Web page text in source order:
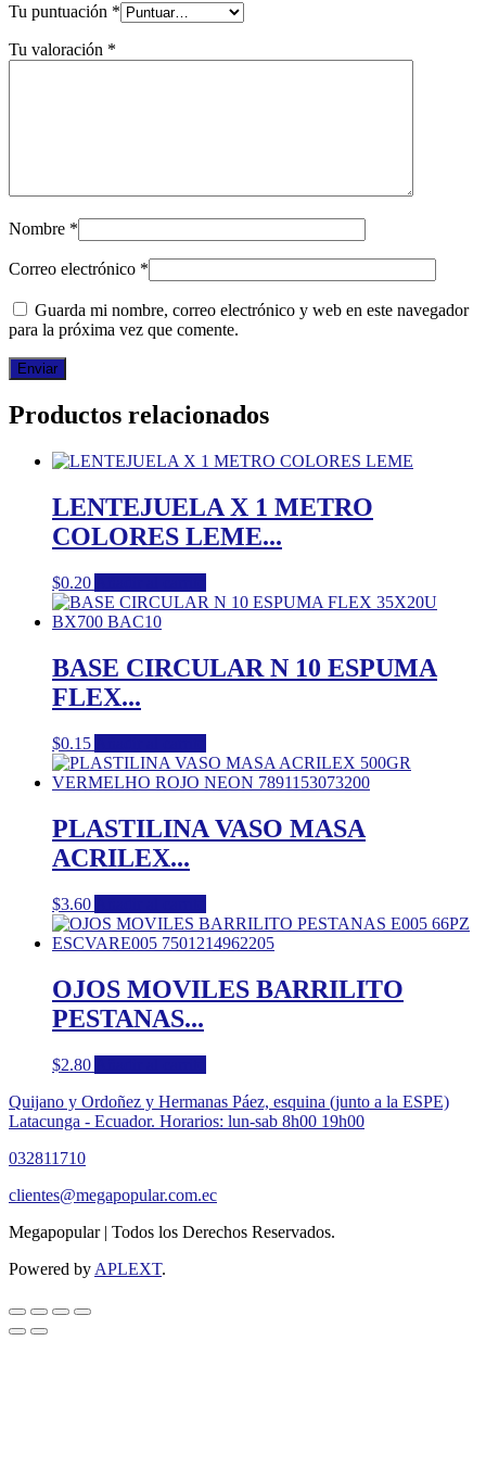
Tu puntuación *
Tu valoración *
Nombre *
Correo electrónico *
Guarda mi nombre, correo electrónico y web en este navegador
para la próxima vez que comente.
Productos relacionados
LENTEJUELA X 1 METRO
COLORES LEME...
$0.20
BASE CIRCULAR N 10 ESPUMA
FLEX...
$0.15
PLASTILINA VASO MASA
ACRILEX...
$3.60
OJOS MOVILES BARRILITO
PESTANAS...
$2.80
Quijano y Ordoñez y Hermanas Páez, esquina (junto a la ESPE)
Latacunga - Ecuador. Horarios: lun-sab 8h00 19h00
032811710
clientes@megapopular.com.ec
Megapopular | Todos los Derechos Reservados.
Powered by APLEXT.
Return
To